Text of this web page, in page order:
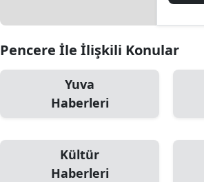
Bursa
Pencere İle İlişkili Konular
Yuva
Haberleri
Kültür
Haberleri